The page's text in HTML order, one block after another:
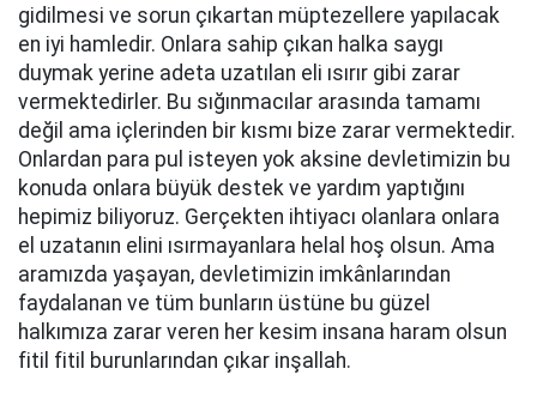
gidilmesi ve sorun çıkartan müptezellere yapılacak
en iyi hamledir. Onlara sahip çıkan halka saygı
duymak yerine adeta uzatılan eli ısırır gibi zarar
vermektedirler. Bu sığınmacılar arasında tamamı
değil ama içlerinden bir kısmı bize zarar vermektedir.
Onlardan para pul isteyen yok aksine devletimizin bu
konuda onlara büyük destek ve yardım yaptığını
hepimiz biliyoruz. Gerçekten ihtiyacı olanlara onlara
el uzatanın elini ısırmayanlara helal hoş olsun. Ama
aramızda yaşayan, devletimizin imkânlarından
faydalanan ve tüm bunların üstüne bu güzel
halkımıza zarar veren her kesim insana haram olsun
fitil fitil burunlarından çıkar inşallah.